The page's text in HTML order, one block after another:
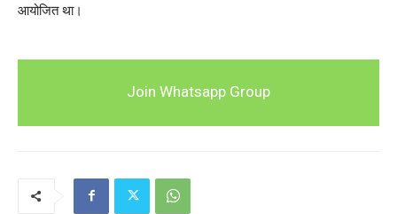
आयोजित था।
Join Whatsapp Group